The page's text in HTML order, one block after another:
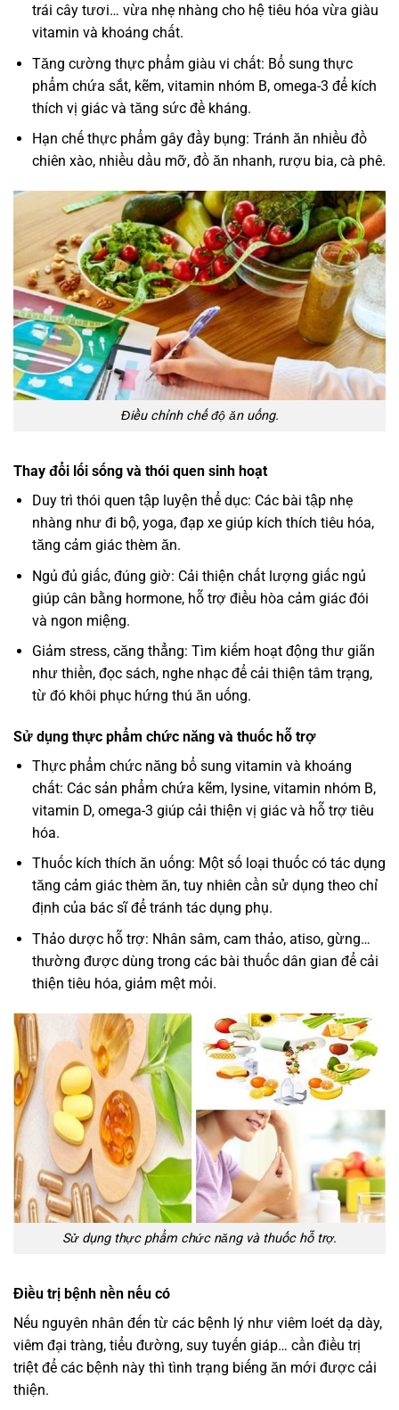
trái cây tươi… vừa nhẹ nhàng cho hệ tiêu hóa vừa giàu
vitamin và khoáng chất.
Tăng cường thực phẩm giàu vi chất: Bổ sung thực
phẩm chứa sắt, kẽm, vitamin nhóm B, omega-3 để kích
thích vị giác và tăng sức đề kháng.
Hạn chế thực phẩm gây đầy bụng: Tránh ăn nhiều đồ
chiên xào, nhiều dầu mỡ, đồ ăn nhanh, rượu bia, cà phê.
Điều chỉnh chế độ ăn uống.
Thay đổi lối sống và thói quen sinh hoạt
Duy trì thói quen tập luyện thể dục: Các bài tập nhẹ
nhàng như đi bộ, yoga, đạp xe giúp kích thích tiêu hóa,
tăng cảm giác thèm ăn.
Ngủ đủ giấc, đúng giờ: Cải thiện chất lượng giấc ngủ
giúp cân bằng hormone, hỗ trợ điều hòa cảm giác đói
và ngon miệng.
Giảm stress, căng thẳng: Tìm kiếm hoạt động thư giãn
như thiền, đọc sách, nghe nhạc để cải thiện tâm trạng,
từ đó khôi phục hứng thú ăn uống.
Sử dụng thực phẩm chức năng và thuốc hỗ trợ
Thực phẩm chức năng bổ sung vitamin và khoáng
chất: Các sản phẩm chứa kẽm, lysine, vitamin nhóm B,
vitamin D, omega-3 giúp cải thiện vị giác và hỗ trợ tiêu
hóa.
Thuốc kích thích ăn uống: Một số loại thuốc có tác dụng
tăng cảm giác thèm ăn, tuy nhiên cần sử dụng theo chỉ
định của bác sĩ để tránh tác dụng phụ.
Thảo dược hỗ trợ: Nhân sâm, cam thảo, atiso, gừng…
thường được dùng trong các bài thuốc dân gian để cải
thiện tiêu hóa, giảm mệt mỏi.
Sử dụng thực phẩm chức năng và thuốc hỗ trợ.
Điều trị bệnh nền nếu có
Nếu nguyên nhân đến từ các bệnh lý như viêm loét dạ dày,
viêm đại tràng, tiểu đường, suy tuyến giáp… cần điều trị
triệt để các bệnh này thì tình trạng biếng ăn mới được cải
thiện.